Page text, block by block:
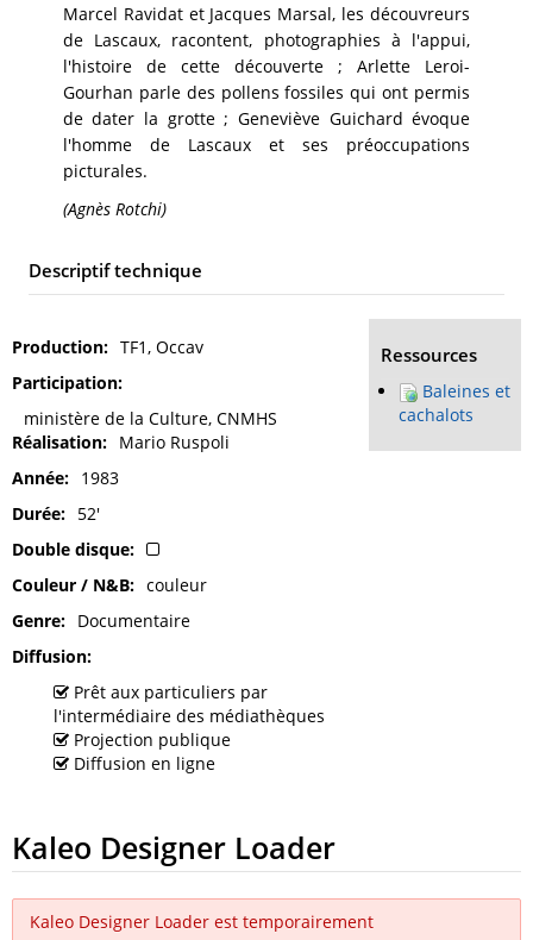
Marcel Ravidat et Jacques Marsal, les découvreurs
de Lascaux, racontent, photographies à l'appui,
l'histoire de cette découverte ; Arlette Leroi-
Gourhan parle des pollens fossiles qui ont permis
de dater la grotte ; Geneviève Guichard évoque
l'homme de Lascaux et ses préoccupations
picturales.
(Agnès Rotchi)
Descriptif technique
Production
TF1, Occav
Participation
ministère de la Culture, CNMHS
Réalisation
Mario Ruspoli
Année
1983
Durée
52'
Double disque
Couleur / N&B
couleur
Genre
Documentaire
Diffusion
Prêt aux particuliers par
l'intermédiaire des médiathèques
Projection publique
Diffusion en ligne
Ressources
Baleines et
cachalots
Kaleo Designer Loader
Kaleo Designer Loader est temporairement